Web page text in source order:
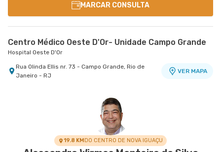
MARCAR CONSULTA
Centro Médico Oeste D'Or- Unidade Campo Grande
Hospital Oeste D'Or
Rua Olinda Ellis nr. 73 - Campo Grande, Rio de
Janeiro - RJ
VER MAPA
19.8 KMDO CENTRO DE NOVA IGUAÇU